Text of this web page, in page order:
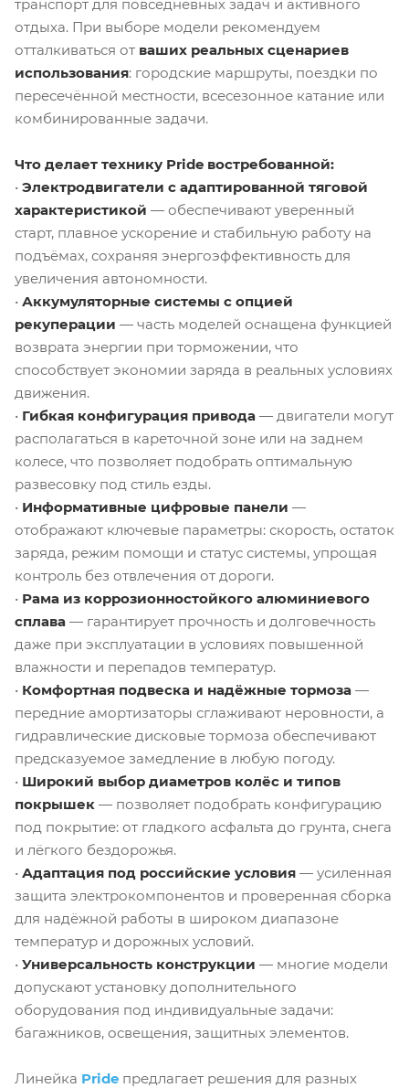
транспорт для повседневных задач и активного
отдыха. При выборе модели рекомендуем
отталкиваться от ваших реальных сценариев
использования: городские маршруты, поездки по
пересечённой местности, всесезонное катание или
комбинированные задачи.
Что делает технику Pride востребованной:
• Электродвигатели с адаптированной тяговой
характеристикой — обеспечивают уверенный
старт, плавное ускорение и стабильную работу на
подъёмах, сохраняя энергоэффективность для
увеличения автономности.
• Аккумуляторные системы с опцией
рекуперации — часть моделей оснащена функцией
возврата энергии при торможении, что
способствует экономии заряда в реальных условиях
движения.
• Гибкая конфигурация привода — двигатели могут
располагаться в кареточной зоне или на заднем
колесе, что позволяет подобрать оптимальную
развесовку под стиль езды.
• Информативные цифровые панели —
отображают ключевые параметры: скорость, остаток
заряда, режим помощи и статус системы, упрощая
контроль без отвлечения от дороги.
• Рама из коррозионностойкого алюминиевого
сплава — гарантирует прочность и долговечность
даже при эксплуатации в условиях повышенной
влажности и перепадов температур.
• Комфортная подвеска и надёжные тормоза —
передние амортизаторы сглаживают неровности, а
гидравлические дисковые тормоза обеспечивают
предсказуемое замедление в любую погоду.
• Широкий выбор диаметров колёс и типов
покрышек — позволяет подобрать конфигурацию
под покрытие: от гладкого асфальта до грунта, снега
и лёгкого бездорожья.
• Адаптация под российские условия — усиленная
защита электрокомпонентов и проверенная сборка
для надёжной работы в широком диапазоне
температур и дорожных условий.
• Универсальность конструкции — многие модели
допускают установку дополнительного
оборудования под индивидуальные задачи:
багажников, освещения, защитных элементов.
Линейка Pride предлагает решения для разных